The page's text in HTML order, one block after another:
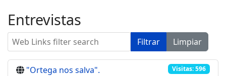
Entrevistas
Web Links filter search Filtrar Limpiar
"Ortega nos salva". Visitas: 596